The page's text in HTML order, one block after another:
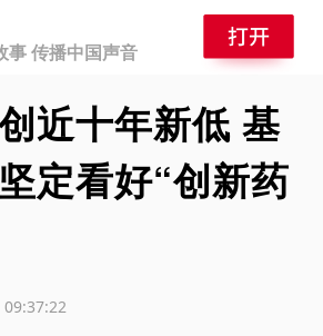
事 传播中国声音
近十年新低 基
定看好“创新药